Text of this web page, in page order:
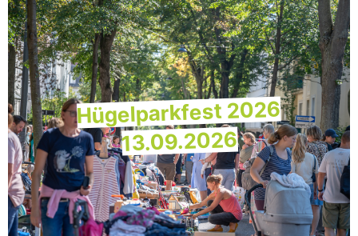
Hügelparkfest 2026
13.09.2026